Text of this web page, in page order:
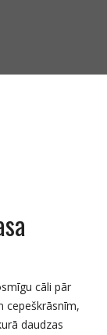
cāli pār
cepeškrāsnīm,
daudzas